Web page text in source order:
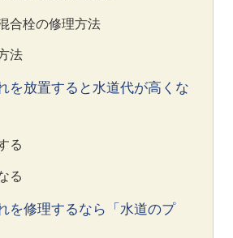
合栓の修理方法
法
を放置すると水道代が高くな
る
る
を修理するなら「水道のプ